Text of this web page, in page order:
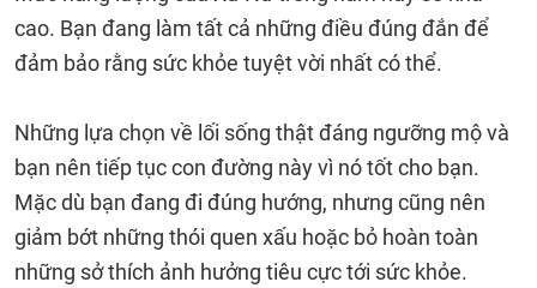
cao. Bạn đang làm tất cả những điều đúng đắn để
đảm bảo rằng sức khỏe tuyệt vời nhất có thể.
Những lựa chọn về lối sống thật đáng ngưỡng mộ và
bạn nên tiếp tục con đường này vì nó tốt cho bạn.
Mặc dù bạn đang đi đúng hướng, nhưng cũng nên
giảm bớt những thói quen xấu hoặc bỏ hoàn toàn
những sở thích ảnh hưởng tiêu cực tới sức khỏe.